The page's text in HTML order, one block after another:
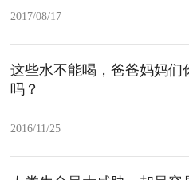
2017/08/17
这些水不能喝，爸爸妈妈们
吗？
2016/11/25